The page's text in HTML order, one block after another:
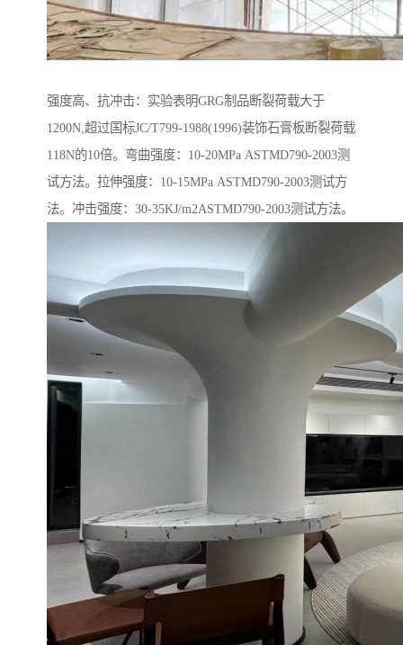
强度高、抗冲击：实验表明GRG制品断裂荷载大于
1200N,超过国标JC/T799-1988(1996)装饰石膏板断裂荷载
118N的10倍。弯曲强度：10-20MPa ASTMD790-2003测
试方法。拉伸强度：10-15MPa ASTMD790-2003测试方
法。冲击强度：30-35KJ/m2ASTMD790-2003测试方法。